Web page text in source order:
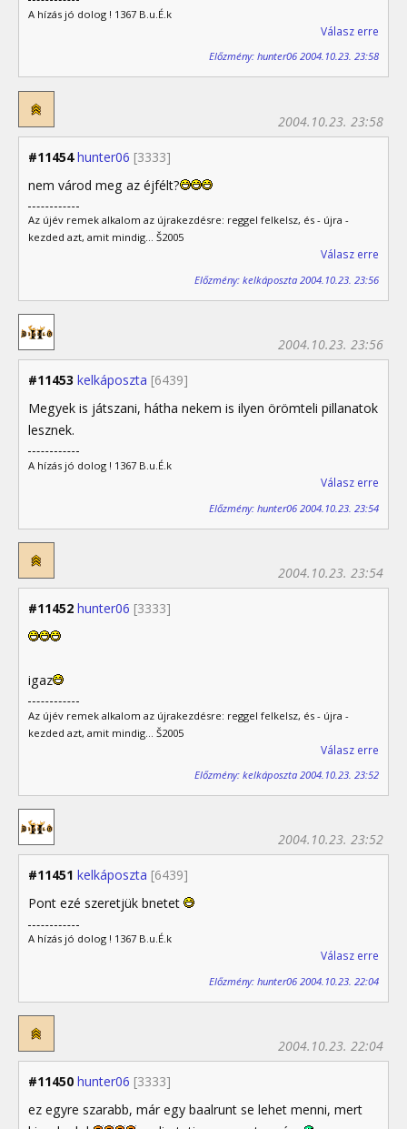
A hízás jó dolog ! 1367 B.u.É.k
Válasz erre
Előzmény: hunter06 2004.10.23. 23:58
#11454 hunter06 [3333]
2004.10.23. 23:58
nem várod meg az éjfélt?
Az újév remek alkalom az újrakezdésre: reggel felkelsz, és - újra -
kezded azt, amit mindig... Š2005
Válasz erre
Előzmény: kelkáposzta 2004.10.23. 23:56
#11453 kelkáposzta [6439]
2004.10.23. 23:56
Megyek is játszani, hátha nekem is ilyen örömteli pillanatok
lesznek.
A hízás jó dolog ! 1367 B.u.É.k
Válasz erre
Előzmény: hunter06 2004.10.23. 23:54
#11452 hunter06 [3333]
2004.10.23. 23:54
igaz
Az újév remek alkalom az újrakezdésre: reggel felkelsz, és - újra -
kezded azt, amit mindig... Š2005
Válasz erre
Előzmény: kelkáposzta 2004.10.23. 23:52
#11451 kelkáposzta [6439]
2004.10.23. 23:52
Pont ezé szeretjük bnetet
A hízás jó dolog ! 1367 B.u.É.k
Válasz erre
Előzmény: hunter06 2004.10.23. 22:04
#11450 hunter06 [3333]
2004.10.23. 22:04
ez egyre szarabb, már egy baalrunt se lehet menni, mert